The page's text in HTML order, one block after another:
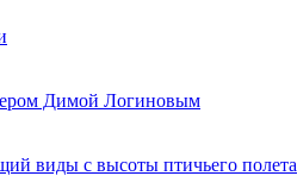
Димой Логиновым
виды с высоты птичьего полета